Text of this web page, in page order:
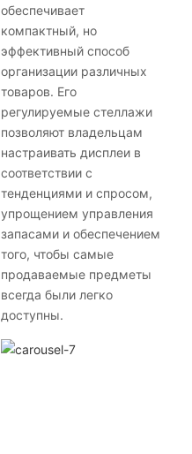
обеспечивает
компактный, но
эффективный способ
организации различных
товаров. Его
регулируемые стеллажи
позволяют владельцам
настраивать дисплеи в
соответствии с
тенденциями и спросом,
упрощением управления
запасами и обеспечением
того, чтобы самые
продаваемые предметы
всегда были легко
доступны.